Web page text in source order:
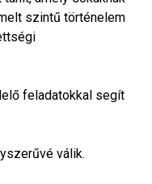
szintű történelem
feladatokkal segít
válik.